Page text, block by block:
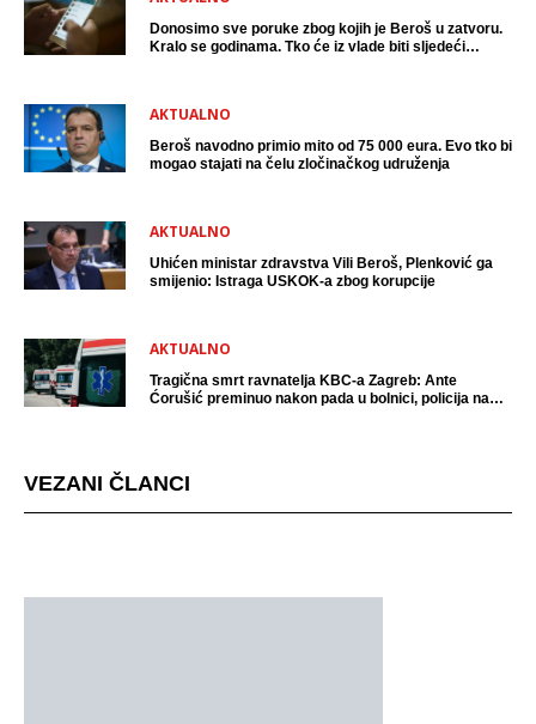
Donosimo sve poruke zbog kojih je Beroš u zatvoru.
Kralo se godinama. Tko će iz vlade biti sljedeći
AKTUALNO
Beroš navodno primio mito od 75 000 eura. Evo tko bi
mogao stajati na čelu zločinačkog udruženja
AKTUALNO
Uhićen ministar zdravstva Vili Beroš, Plenković ga
smijenio: Istraga USKOK-a zbog korupcije
AKTUALNO
Tragična smrt ravnatelja KBC-a Zagreb: Ante
Ćorušić preminuo nakon pada u bolnici, policija na
VEZANI ČLANCI